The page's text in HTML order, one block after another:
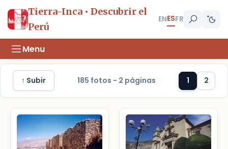
Tierra-Inca • Descubrir el
Perú
ENESFR
Menu
↑ Subir 185 fotos - 2 páginas 1 2